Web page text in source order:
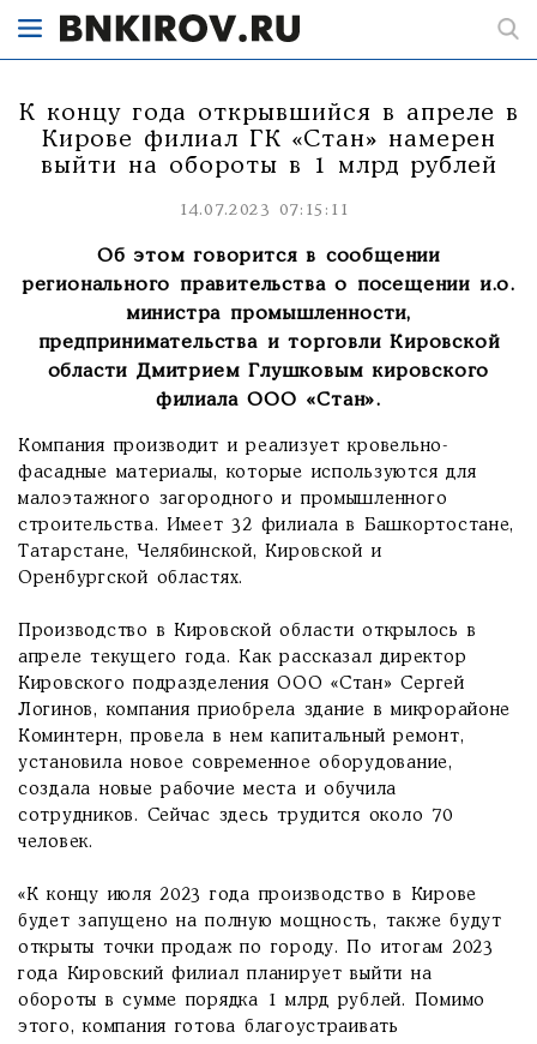
К концу года открывшийся в апреле в
Кирове филиал ГК «Стан» намерен
выйти на обороты в 1 млрд рублей
14.07.2023 07:15:11
Об этом говорится в сообщении
регионального правительства о посещении и.о.
министра промышленности,
предпринимательства и торговли Кировской
области Дмитрием Глушковым кировского
филиала ООО «Стан».
Компания производит и реализует кровельно-
фасадные материалы, которые используются для
малоэтажного загородного и промышленного
строительства. Имеет 32 филиала в Башкортостане,
Татарстане, Челябинской, Кировской и
Оренбургской областях.
Производство в Кировской области открылось в
апреле текущего года. Как рассказал директор
Кировского подразделения ООО «Стан» Сергей
Логинов, компания приобрела здание в микрорайоне
Коминтерн, провела в нем капитальный ремонт,
установила новое современное оборудование,
создала новые рабочие места и обучила
сотрудников. Сейчас здесь трудится около 70
человек.
«К концу июля 2023 года производство в Кирове
будет запущено на полную мощность, также будут
открыты точки продаж по городу. По итогам 2023
года Кировский филиал планирует выйти на
обороты в сумме порядка 1 млрд рублей. Помимо
этого, компания готова благоустраивать